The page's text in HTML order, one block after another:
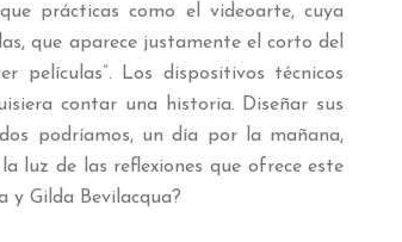
prácticas como el videoarte, cuya
que aparece justamente el corto del
películas”. Los dispositivos técnicos
contar una historia. Diseñar sus
podríamos, un día por la mañana,
luz de las reflexiones que ofrece este
y Gilda Bevilacqua?